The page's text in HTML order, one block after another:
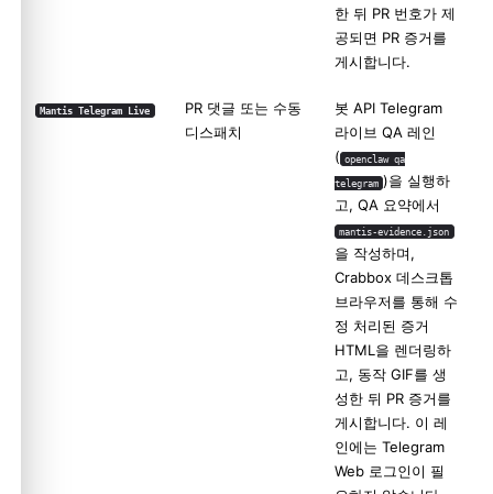
한 뒤 PR 번호가 제
공되면 PR 증거를
게시합니다.
Mantis Telegram Live
PR 댓글 또는 수동
디스패치
봇 API Telegram
라이브 QA 레인
( openclaw qa
telegram )을 실행하
고, QA 요약에서
mantis-evidence.json
을 작성하며,
Crabbox 데스크톱
브라우저를 통해 수
정 처리된 증거
HTML을 렌더링하
고, 동작 GIF를 생
성한 뒤 PR 증거를
게시합니다. 이 레
인에는 Telegram
Web 로그인이 필